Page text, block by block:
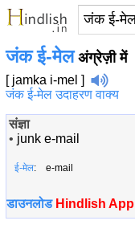
जंक ई-मेलअंग्रेज़ी में
[ jamka i-mel ]
जंक ई-मेल उदाहरण वाक्य
संज्ञा
• junk e-mail
ई-मेल: e-mail
डाउनलोड Hindlish App